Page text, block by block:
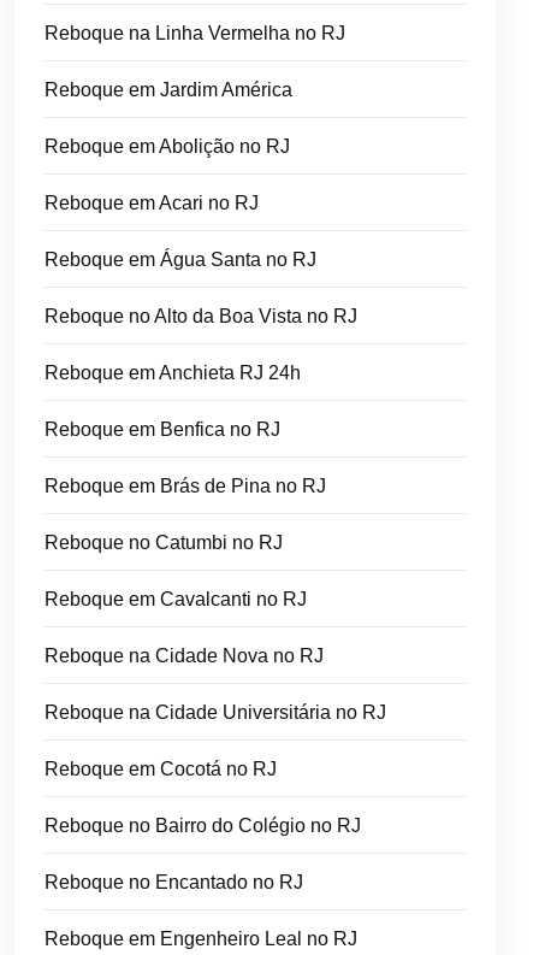
Reboque na Linha Vermelha no RJ
Reboque em Jardim América
Reboque em Abolição no RJ
Reboque em Acari no RJ
Reboque em Água Santa no RJ
Reboque no Alto da Boa Vista no RJ
Reboque em Anchieta RJ 24h
Reboque em Benfica no RJ
Reboque em Brás de Pina no RJ
Reboque no Catumbi no RJ
Reboque em Cavalcanti no RJ
Reboque na Cidade Nova no RJ
Reboque na Cidade Universitária no RJ
Reboque em Cocotá no RJ
Reboque no Bairro do Colégio no RJ
Reboque no Encantado no RJ
Reboque em Engenheiro Leal no RJ